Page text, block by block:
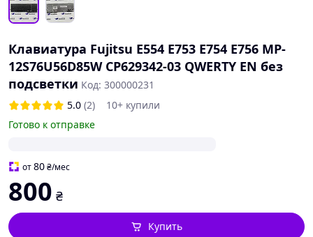
Клавиатура Fujitsu E554 E753 E754 E756 MP-
12S76U56D85W CP629342-03 QWERTY EN без
подсветки Код: 300000231
5.0 (2)
10+ купили
Готово к отправке
от80₴/мес
800 ₴
Купить